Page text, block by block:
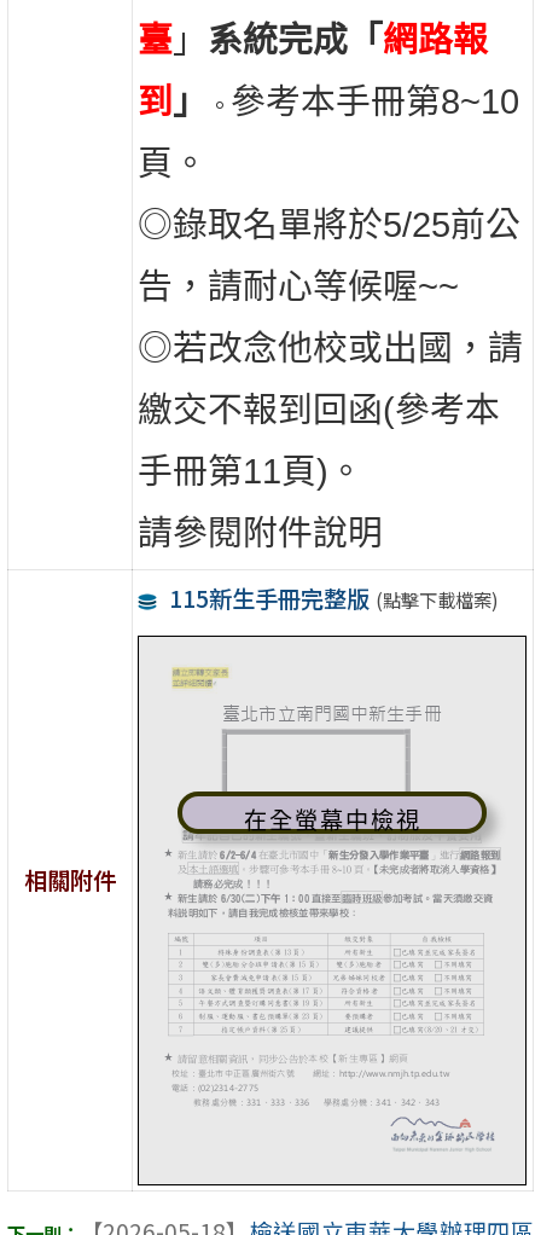
臺 」 系統完成「 網路報
到 」 。 參考本手冊第8~10
頁。
◎錄取名單將於5/25前公
告，請耐心等候喔~~
◎若改念他校或出國，請
繳交不報到回函(參考本
手冊第11頁)。
請參閱附件說明
相關附件
115新生手冊完整版 (點擊下載檔案)
在全螢幕中檢視